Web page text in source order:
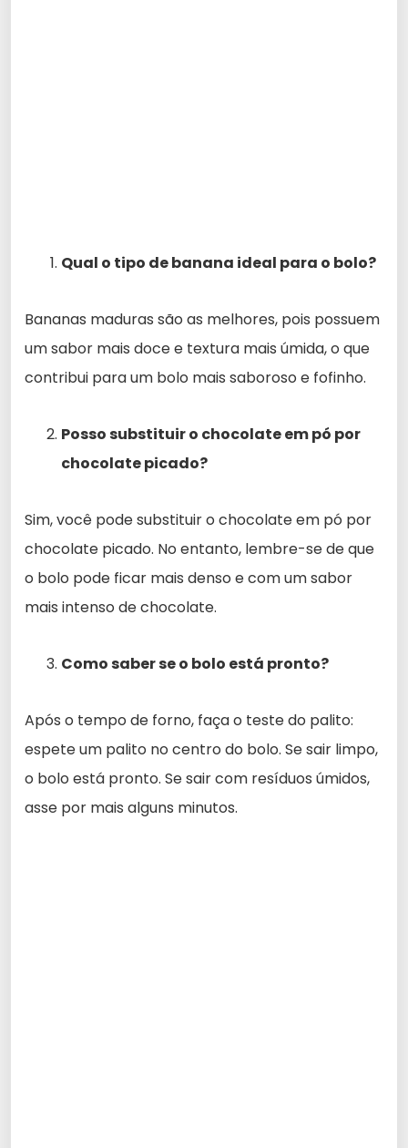
Qual o tipo de banana ideal para o bolo?
Bananas maduras são as melhores, pois possuem
um sabor mais doce e textura mais úmida, o que
contribui para um bolo mais saboroso e fofinho.
Posso substituir o chocolate em pó por
chocolate picado?
Sim, você pode substituir o chocolate em pó por
chocolate picado. No entanto, lembre-se de que
o bolo pode ficar mais denso e com um sabor
mais intenso de chocolate.
Como saber se o bolo está pronto?
Após o tempo de forno, faça o teste do palito:
espete um palito no centro do bolo. Se sair limpo,
o bolo está pronto. Se sair com resíduos úmidos,
asse por mais alguns minutos.